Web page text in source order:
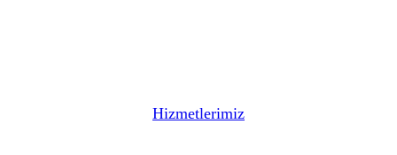
Hizmetlerimiz